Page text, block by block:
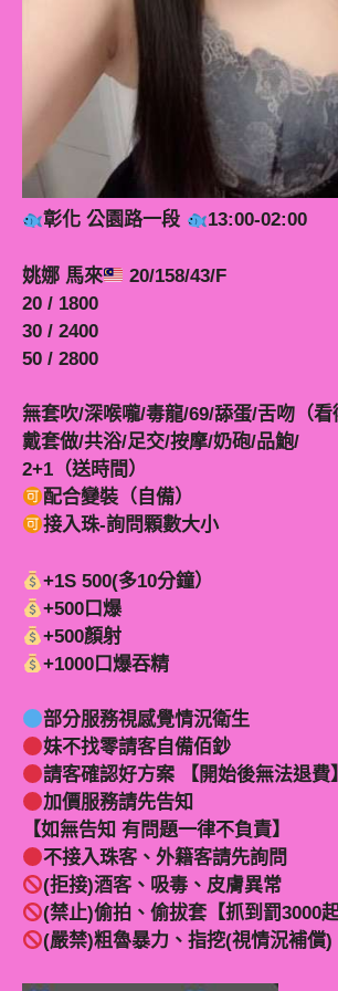
彰化 公園路一段 13:00-02:00
姚娜 馬來
20/158/43/F
20 / 1800
30 / 2400
50 / 2800
無套吹/深喉嚨/毒龍/69/舔蛋/舌吻（看
戴套做/共浴/足交/按摩/奶砲/品鮑/
2+1（送時間）
配合變裝（自備）
接入珠-詢問顆數大小
+1S 500(多10分鐘）
+500口爆
+500顏射
+1000口爆吞精
部分服務視感覺情況衛生
妹不找零請客自備佰鈔
請客確認好方案 【開始後無法退費
加價服務請先告知
【如無告知 有問題一律不負責】
不接入珠客、外籍客請先詢問
(拒接)酒客、吸毒、皮膚異常
(禁止)偷拍、偷拔套【抓到罰3000
(嚴禁)粗魯暴力、指挖(視情況補償)